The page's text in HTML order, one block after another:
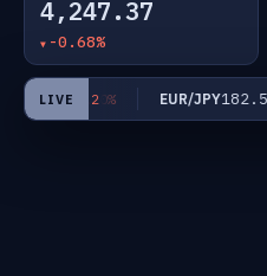
4,247.37
-0.68%
LIVE-0.20% EUR/JPY182.54